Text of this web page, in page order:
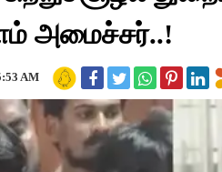
அமைச்சர்..!
AM